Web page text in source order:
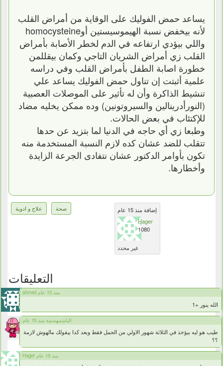
يساعد حمض الفوليك على الوقاية من أمراض القلب
لأنه بيخفض نسبة الهيموسيستين أوhomocysteine
واللي بيؤدي ارتفاعه في الدم لخطر الأصابة بأمراض
القلب زي أمراض الشريان التاجي وكمان بيقللمن
خطورة اصابة الطفل بأمراض القلب وفي دراسه
علمية أثبتت إن تناول حمض الفوليك يساعد علي
تنشيط الذاكرة وأن له تأثير على الموصلات العصبية
(النورأدرينالين والسيروتونين) وده ممكن يخليه مضاد
للإكتئاب في بعض الحالات.
وطبعا زي أي حاجه في الدنيا لما بتزيد عن حدها
تتقلب للضد عشان كده لازم النسبة المستخدمة منه
تكون بأوامر الدكتور عشان نتفادى الجرعة الزايدة
وأخطارها.
صحة علاج و ادوية
إضافة منذ 15 عام
Hager
1080
غير محدد
التعليقات
ahmed منذ 15 عام
الله ينور +1
الباشمهندسة منذ 15 عام
طيب هو ليه بيؤخذ في الثلاثة شهور الاولي من الحمل فقط وبعد كدا بيقولك مالهوش لازمة
؟؟
Hager منذ 15 عام